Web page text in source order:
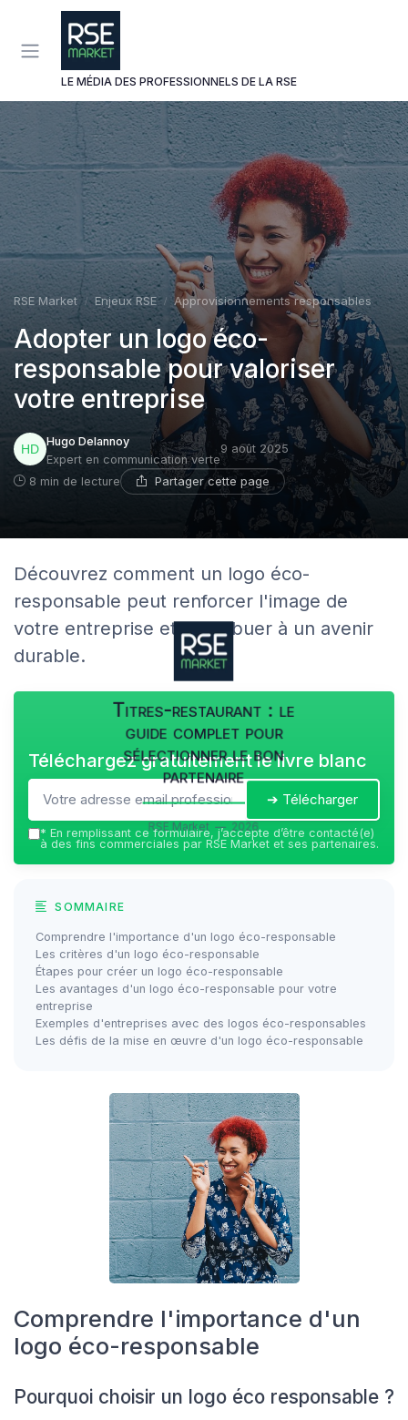
LE MÉDIA DES PROFESSIONNELS DE LA RSE
RSE Market Enjeux RSE Approvisionnements responsables
Adopter un logo éco-
responsable pour valoriser
votre entreprise
Hugo Delannoy
Expert en communication verte
9 août 2025
8 min de lecture Partager cette page
Découvrez comment un logo éco-
responsable peut renforcer l'image de
votre entreprise et contribuer à un avenir
durable.
Titres-restaurant : le
guide complet pour
sélectionner le bon
partenaire
RSE Market — 2026
Téléchargez gratuitement le livre blanc
➔ Télécharger
* En remplissant ce formulaire, j’accepte d’être contacté(e)
à des fins commerciales par RSE Market et ses partenaires.
SOMMAIRE
Comprendre l'importance d'un logo éco-responsable
Les critères d'un logo éco-responsable
Étapes pour créer un logo éco-responsable
Les avantages d'un logo éco-responsable pour votre
entreprise
Exemples d'entreprises avec des logos éco-responsables
Les défis de la mise en œuvre d'un logo éco-responsable
Comprendre l'importance d'un
logo éco-responsable
Pourquoi choisir un logo éco responsable ?
Panneau de gestion des cookies